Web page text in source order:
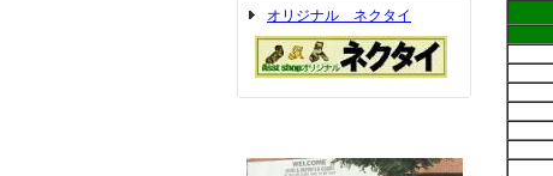
オリジナル ネクタイ